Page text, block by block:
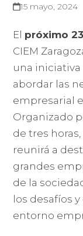
15 mayo, 2024
El próximo
CIEM
una
abordar las
empresarial
Organizado
de tres
reunirá a
grandes
de la
los desafíos
entorno